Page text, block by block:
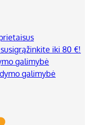
iki 80 €!
galimybė
galimybė